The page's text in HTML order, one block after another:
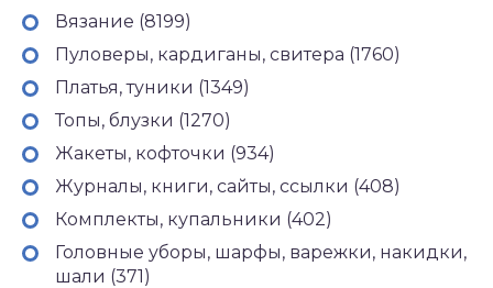
Вязание (8199)
Пуловеры, кардиганы, свитера (1760)
Платья, туники (1349)
Топы, блузки (1270)
Жакеты, кофточки (934)
Журналы, книги, сайты, ссылки (408)
Комплекты, купальники (402)
Головные уборы, шарфы, варежки, накидки,
шали (371)